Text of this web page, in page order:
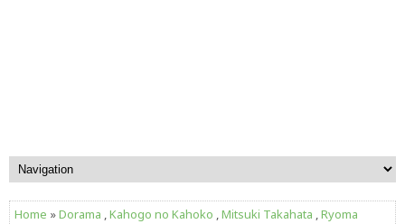
Home »Dorama ,Kahogo no Kahoko ,Mitsuki Takahata ,Ryoma